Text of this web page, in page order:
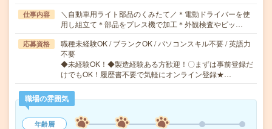
仕事内容
＼自動車用ライト部品のくみたて／＊電動ドライバーを使
用し組立て＊部品をプレス機で加工＊外観検査やピッ…
応募資格
職種未経験OK / ブランクOK / パソコンスキル不要 / 英語力
不要
◆未経験OK！◆製造経験ある方歓迎！〇まずは事前登録だ
けでもOK！履歴書不要で気軽にオンライン登録★…
職場の雰囲気
年齢層